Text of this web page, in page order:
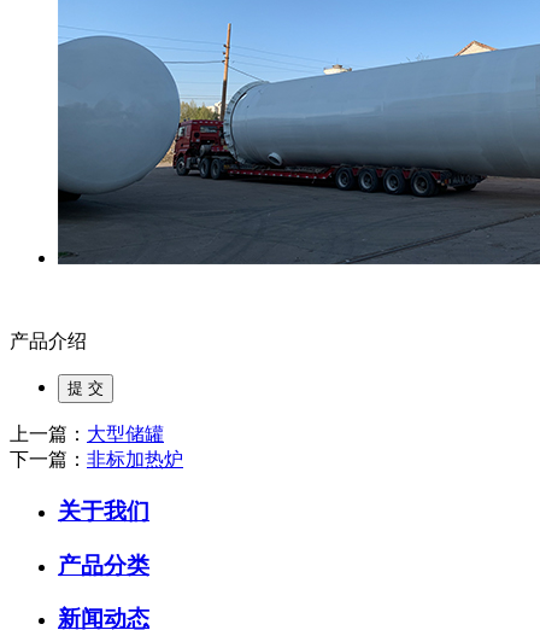
产品介绍
上一篇： 大型储罐
下一篇： 非标加热炉
关于我们
产品分类
新闻动态